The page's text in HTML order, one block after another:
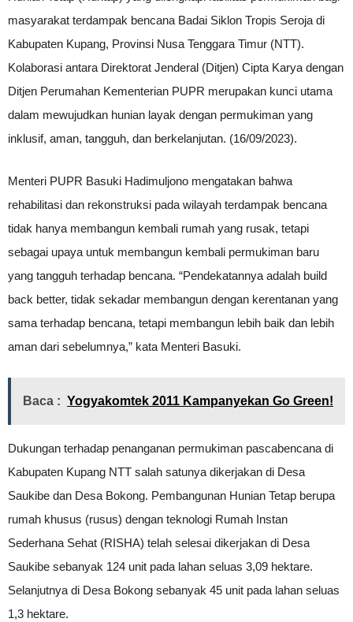
masyarakat terdampak bencana Badai Siklon Tropis Seroja di
Kabupaten Kupang, Provinsi Nusa Tenggara Timur (NTT).
Kolaborasi antara Direktorat Jenderal (Ditjen) Cipta Karya dengan
Ditjen Perumahan Kementerian PUPR merupakan kunci utama
dalam mewujudkan hunian layak dengan permukiman yang
inklusif, aman, tangguh, dan berkelanjutan. (16/09/2023).
Menteri PUPR Basuki Hadimuljono mengatakan bahwa
rehabilitasi dan rekonstruksi pada wilayah terdampak bencana
tidak hanya membangun kembali rumah yang rusak, tetapi
sebagai upaya untuk membangun kembali permukiman baru
yang tangguh terhadap bencana. “Pendekatannya adalah build
back better, tidak sekadar membangun dengan kerentanan yang
sama terhadap bencana, tetapi membangun lebih baik dan lebih
aman dari sebelumnya,” kata Menteri Basuki.
Baca : Yogyakomtek 2011 Kampanyekan Go Green!
Dukungan terhadap penanganan permukiman pascabencana di
Kabupaten Kupang NTT salah satunya dikerjakan di Desa
Saukibe dan Desa Bokong. Pembangunan Hunian Tetap berupa
rumah khusus (rusus) dengan teknologi Rumah Instan
Sederhana Sehat (RISHA) telah selesai dikerjakan di Desa
Saukibe sebanyak 124 unit pada lahan seluas 3,09 hektare.
Selanjutnya di Desa Bokong sebanyak 45 unit pada lahan seluas
1,3 hektare.